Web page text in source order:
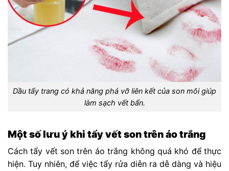
Dầu tẩy trang có khả năng phá vỡ liên kết của son môi giúp
làm sạch vết bẩn.
Một số lưu ý khi tẩy vết son trên áo trắng
Cách tẩy vết son trên áo trắng không quá khó để thực
hiện. Tuy nhiên, để việc tẩy rửa diễn ra dễ dàng và hiệu